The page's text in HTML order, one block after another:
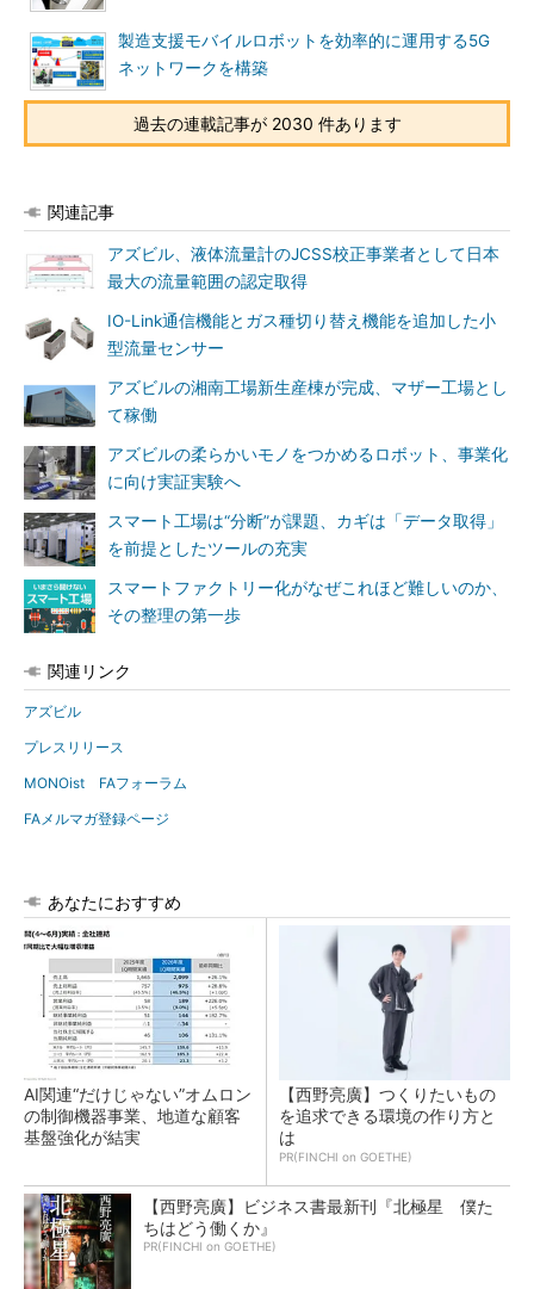
製造支援モバイルロボットを効率的に運用する5G
ネットワークを構築
過去の連載記事が 2030 件あります
関連記事
アズビル、液体流量計のJCSS校正事業者として日本
最大の流量範囲の認定取得
IO-Link通信機能とガス種切り替え機能を追加した小
型流量センサー
アズビルの湘南工場新生産棟が完成、マザー工場とし
て稼働
アズビルの柔らかいモノをつかめるロボット、事業化
に向け実証実験へ
スマート工場は“分断”が課題、カギは「データ取得」
を前提としたツールの充実
スマートファクトリー化がなぜこれほど難しいのか、
その整理の第一歩
関連リンク
アズビル
プレスリリース
MONOist FAフォーラム
FAメルマガ登録ページ
あなたにおすすめ
AI関連“だけじゃない”オムロン
の制御機器事業、地道な顧客
基盤強化が結実
【西野亮廣】つくりたいもの
を追求できる環境の作り方と
は
PR(FINCHI on GOETHE)
【西野亮廣】ビジネス書最新刊『北極星 僕た
ちはどう働くか』
PR(FINCHI on GOETHE)